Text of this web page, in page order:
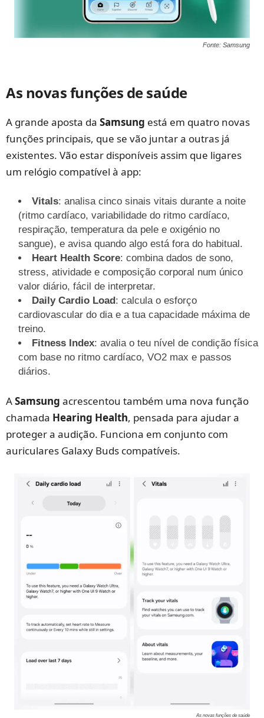
Fonte: Samsung
As novas funções de saúde
A grande aposta da Samsung está em quatro novas
funções principais, que se vão juntar a outras já
existentes. Vão estar disponíveis assim que ligares
um relógio compatível à app:
Vitals: analisa cinco sinais vitais durante a noite
(ritmo cardíaco, variabilidade do ritmo cardíaco,
respiração, temperatura da pele e oxigénio no
sangue), e avisa quando algo está fora do habitual.
Heart Health Score: combina dados de sono,
stress, atividade e composição corporal num único
valor diário, fácil de interpretar.
Daily Cardio Load : calcula o esforço
cardiovascular do dia e a tua capacidade máxima de
treino.
Fitness Index: avalia o teu nível de condição física
com base no ritmo cardíaco, VO2 max e passos
diários.
ASamsung acrescentou também uma nova função
chamada Hearing Health, pensada para ajudar a
proteger a audição. Funciona em conjunto com
auriculares Galaxy Buds compatíveis.
As novas funções de saúde